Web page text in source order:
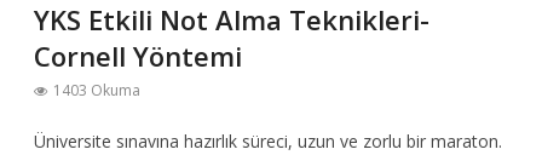
YKS Etkili Not Alma Teknikleri-
Cornell Yöntemi
1403 Okuma
Üniversite sınavına hazırlık süreci, uzun ve zorlu bir maraton.